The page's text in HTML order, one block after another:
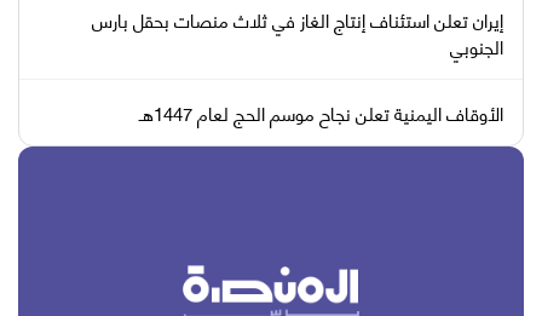
إيران تعلن استئناف إنتاج الغاز في ثلاث منصات بحقل بارس
الجنوبي
الأوقاف اليمنية تعلن نجاح موسم الحج لعام 1447هـ